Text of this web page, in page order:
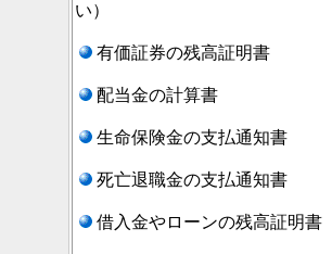
い）
有価証券の残高証明書
配当金の計算書
生命保険金の支払通知書
死亡退職金の支払通知書
借入金やローンの残高証明書